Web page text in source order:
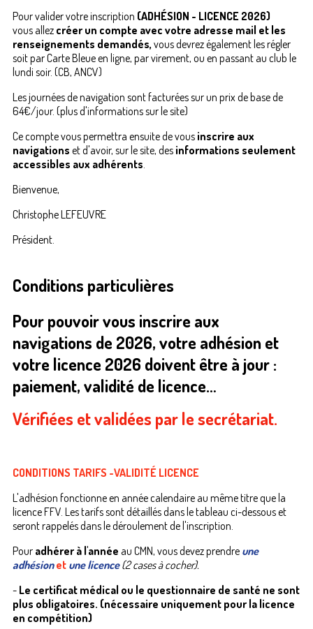
Pour valider votre inscription (ADHÉSION - LICENCE 2026)
vous allez créer un compte avec votre adresse mail et les
renseignements demandés, vous devrez également les régler
soit par Carte Bleue en ligne, par virement, ou en passant au club le
lundi soir. (CB, ANCV)
Les journées de navigation sont facturées sur un prix de base de
64€/jour. (plus d'informations sur le site)
Ce compte vous permettra ensuite de vous inscrire aux
navigations et d'avoir, sur le site, des informations seulement
accessibles aux adhérents.
Bienvenue,
Christophe LEFEUVRE
Président.
Conditions particulières
Pour pouvoir vous inscrire aux
navigations de 2026, votre adhésion et
votre licence 2026 doivent être à jour :
paiement, validité de licence…
Vérifiées et validées par le secrétariat.
CONDITIONS TARIFS -VALIDITÉ LICENCE
L'adhésion fonctionne en année calendaire au même titre que la
licence FFV. Les tarifs sont détaillés dans le tableau ci-dessous et
seront rappelés dans le déroulement de l'inscription.
Pour adhérer à l'année au CMN, vous devez prendre une
adhésion et une licence(2 cases à cocher).
- Le certificat médical ou le questionnaire de santé ne sont
plus obligatoires. (nécessaire uniquement pour la licence
en compétition)